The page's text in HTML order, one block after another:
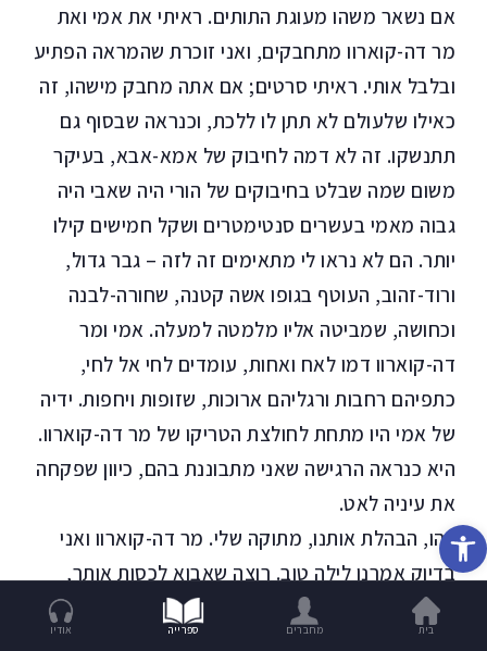
פתח סרגל נגישות
אם נשאר משהו מעוגת התותים. ראיתי את אמי ואת
מר דה-קוארוו מתחבקים, ואני זוכרת שהמראה הפתיע
ובלבל אותי. ראיתי סרטים; אם אתה מחבק מישהו, זה
כאילו שלעולם לא תתן לו ללכת, וכנראה שבסוף גם
תתנשקו. זה לא דמה לחיבוק של אמא-אבא, בעיקר
משום שמה שבלט בחיבוקים של הורי היה שאבי היה
גבוה מאמי בעשרים סנטימטרים ושקל חמישים קילו
יותר. הם לא נראו לי מתאימים זה לזה – גבר גדול,
ורוד-זהוב, העוטף בגופו אשה קטנה, שחורה-לבנה
וכחושה, שמביטה אליו מלמטה למעלה. אמי ומר
דה-קוארוו דמו לאח ואחות, עומדים לחי אל לחי,
כתפיהם רחבות ורגליהם ארוכות, שזופות ויחפות. ידיה
של אמי היו מתחת לחולצת הטריקו של מר דה-קוארוו.
היא כנראה הרגישה שאני מתבוננת בהם, כיוון שפקחה
את עיניה לאט.
"הו, הבהלת אותנו, מתוקה שלי. מר דה-קוארוו ואני
בדיוק אמרנו לילה טוב. רוצה שאבוא לכסות אותך,
אחרי שתלכי לשירותים?" לא בדיוק שוחד, אבל ללא
ספק תזכורת שאני חשובה לה יותר ממר דה-קוארוו.
בית מחברים ספרייה אודיו